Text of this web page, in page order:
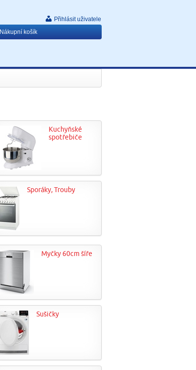
Přihlásit uživatele
Nákupní košík
Kuchyňské
spotřebiče
Sporáky, Trouby
Myčky 60cm šíře
Sušičky